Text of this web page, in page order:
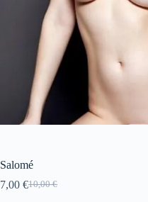
Salomé
10,00€
Le
7,00 €Le